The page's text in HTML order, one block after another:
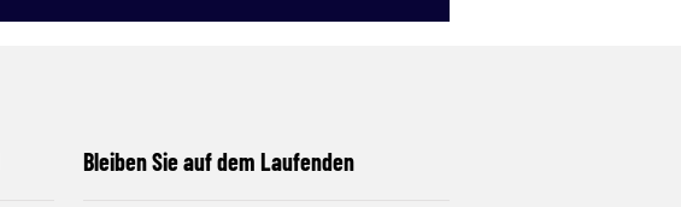
Bleiben Sie auf dem Laufenden